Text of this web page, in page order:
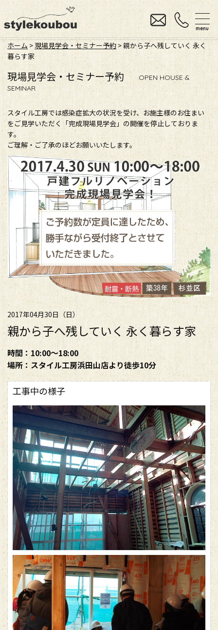
menu
ホーム >現場見学会・セミナー予約 > 親から子へ残していく 永く
暮らす家
現場見学会・セミナー予約
OPEN HOUSE &
SEMINAR
スタイル工房では感染症拡大の状況を受け、お施主様のお住まい
をご見学いただく「完成現場見学会」の開催を停止しておりま
す。
ご理解・ご了承のほどお願いいたします。
2017年04月30日（日）
親から子へ残していく 永く暮らす家
時間：10:00～18:00
場所：スタイル工房浜田山店より徒歩10分
工事中の様子